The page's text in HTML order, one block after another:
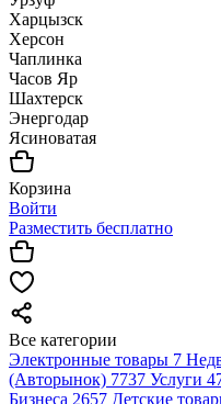
Харцызск
Херсон
Чаплинка
Часов Яр
Шахтерск
Энергодар
Ясиноватая
Корзина
Войти
Разместить бесплатно
Все категории
Электронные товары 7
(Авторынок) 7737 Услуги
Бизнеса 2657 Детские